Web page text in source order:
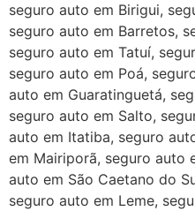
seguro auto em Birigui,
seguro auto em Barretos,
seguro auto em Tatuí,
seguro auto em Poá,
auto em Guaratinguetá,
seguro auto em Salto,
auto em Itatiba, seguro
em Mairiporã, seguro auto
auto em São Caetano do
seguro auto em Leme,